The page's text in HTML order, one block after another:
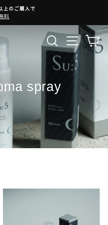
停
クーポン
検索 メニュ
spray